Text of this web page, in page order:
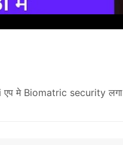
एप मे Biomatric security लगा